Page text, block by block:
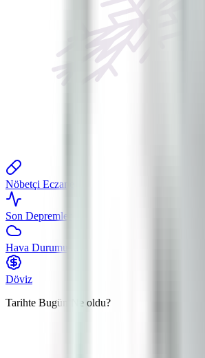
Nöbetçi Eczane
Son Depremler
Hava Durumu
Döviz
Tarihte Bugün
Ne oldu?